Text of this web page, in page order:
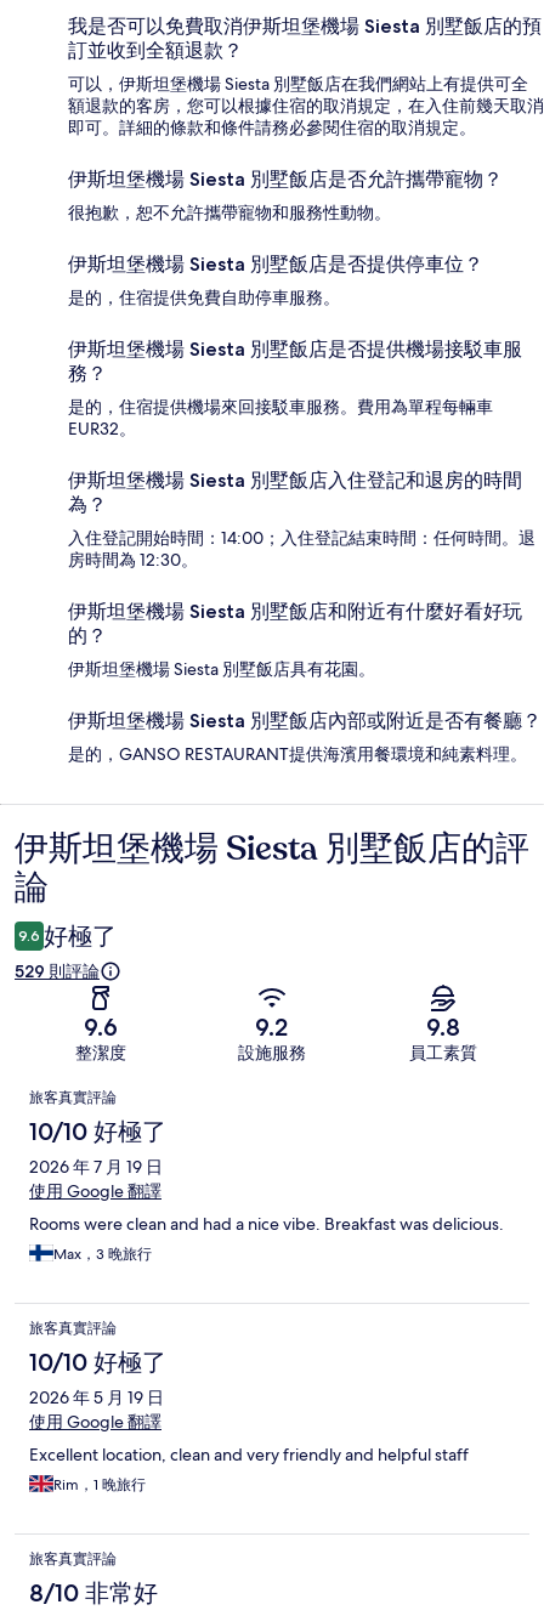
我是否可以免費取消伊斯坦堡機場 Siesta 別墅飯店的預
訂並收到全額退款？
可以，伊斯坦堡機場 Siesta 別墅飯店在我們網站上有提供可全
額退款的客房，您可以根據住宿的取消規定，在入住前幾天取消
即可。詳細的條款和條件請務必參閱住宿的取消規定。
伊斯坦堡機場 Siesta 別墅飯店是否允許攜帶寵物？
很抱歉，恕不允許攜帶寵物和服務性動物。
伊斯坦堡機場 Siesta 別墅飯店是否提供停車位？
是的，住宿提供免費自助停車服務。
伊斯坦堡機場 Siesta 別墅飯店是否提供機場接駁車服
務？
是的，住宿提供機場來回接駁車服務。費用為單程每輛車
EUR32。
伊斯坦堡機場 Siesta 別墅飯店入住登記和退房的時間
為？
入住登記開始時間：14:00；入住登記結束時間：任何時間。退
房時間為 12:30。
伊斯坦堡機場 Siesta 別墅飯店和附近有什麼好看好玩
的？
伊斯坦堡機場 Siesta 別墅飯店具有花園。
伊斯坦堡機場 Siesta 別墅飯店內部或附近是否有餐廳？
是的，GANSO RESTAURANT提供海濱用餐環境和純素料理。
評
論
伊斯坦堡機場 Siesta 別墅飯店的評
論
9.6 好極了
529 則評論
9.6
整潔度
9.2
設施服務
9.8
員工素質
評
論
旅客真實評論
10/10 好極了
2026 年 7 月 19 日
使用 Google 翻譯
Rooms were clean and had a nice vibe. Breakfast was delicious.
Max，3 晚旅行
旅客真實評論
10/10 好極了
2026 年 5 月 19 日
使用 Google 翻譯
Excellent location, clean and very friendly and helpful staff
Rim，1 晚旅行
旅客真實評論
8/10 非常好